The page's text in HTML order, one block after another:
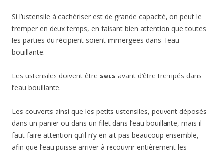
Si l’ustensile à cachériser est de grande capacité, on peut le
tremper en deux temps, en faisant bien attention que toutes
les parties du récipient soient immergées dans l’eau
bouillante.
Les ustensiles doivent être secs avant d’être trempés dans
l’eau bouillante.
Les couverts ainsi que les petits ustensiles, peuvent déposés
dans un panier ou dans un filet dans l’eau bouillante, mais il
faut faire attention qu’il n’y en ait pas beaucoup ensemble,
afin que l’eau puisse arriver à recouvrir entièrement les